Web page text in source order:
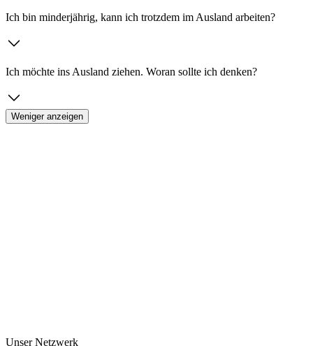
Ich bin minderjährig, kann ich trotzdem im Ausland arbeiten?
Ich möchte ins Ausland ziehen. Woran sollte ich denken?
Weniger anzeigen
Unser Netzwerk